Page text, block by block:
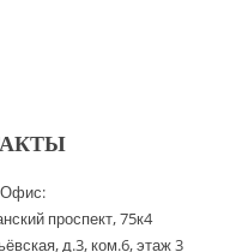
Офис:
проспект, 75к4
д.3, ком.6, этаж 3